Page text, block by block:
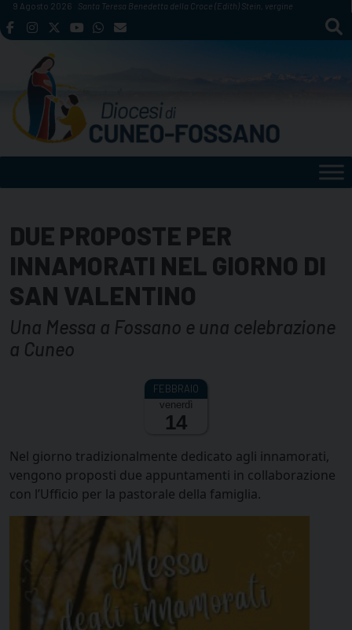
Skip
to
9 Agosto 2026 Santa Teresa Benedetta della Croce (Edith) Stein, vergine
DUE PROPOSTE PER
INNAMORATI NEL GIORNO DI
SAN VALENTINO
Una Messa a Fossano e una celebrazione
a Cuneo
venerdì
14
Nel giorno tradizionalmente dedicato agli innamorati,
vengono proposti due appuntamenti in collaborazione
con l’Ufficio per la pastorale della famiglia.